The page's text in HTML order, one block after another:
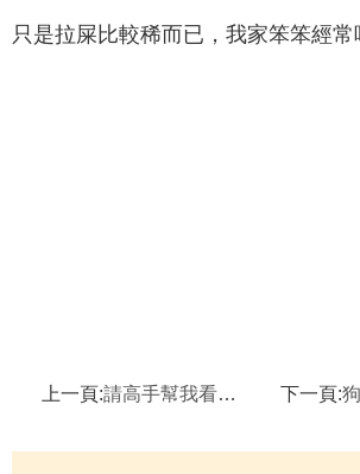
只是拉屎比較稀而已，我家笨笨經常
上一頁:請高手幫我看看我的狗純嗎！ 下一頁:狗